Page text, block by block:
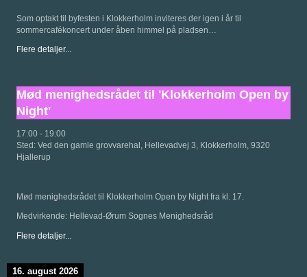
Som optakt til byfesten i Klokkerholm inviteres der igen i år til
sommercafékoncert under åben himmel på pladsen…
Flere detaljer...
Mød menighedsrådet til 'Klokkerholm Open by
Night'
17:00 - 19:00
Sted: Ved den gamle grovvarehal, Hellevadvej 3, Klokkerholm, 9320
Hjallerup
Mød menighedsrådet til Klokkerholm Open by Night fra kl. 17.
Medvirkende: Hellevad-Ørum Sognes Menighedsråd
Flere detaljer...
16. august 2026